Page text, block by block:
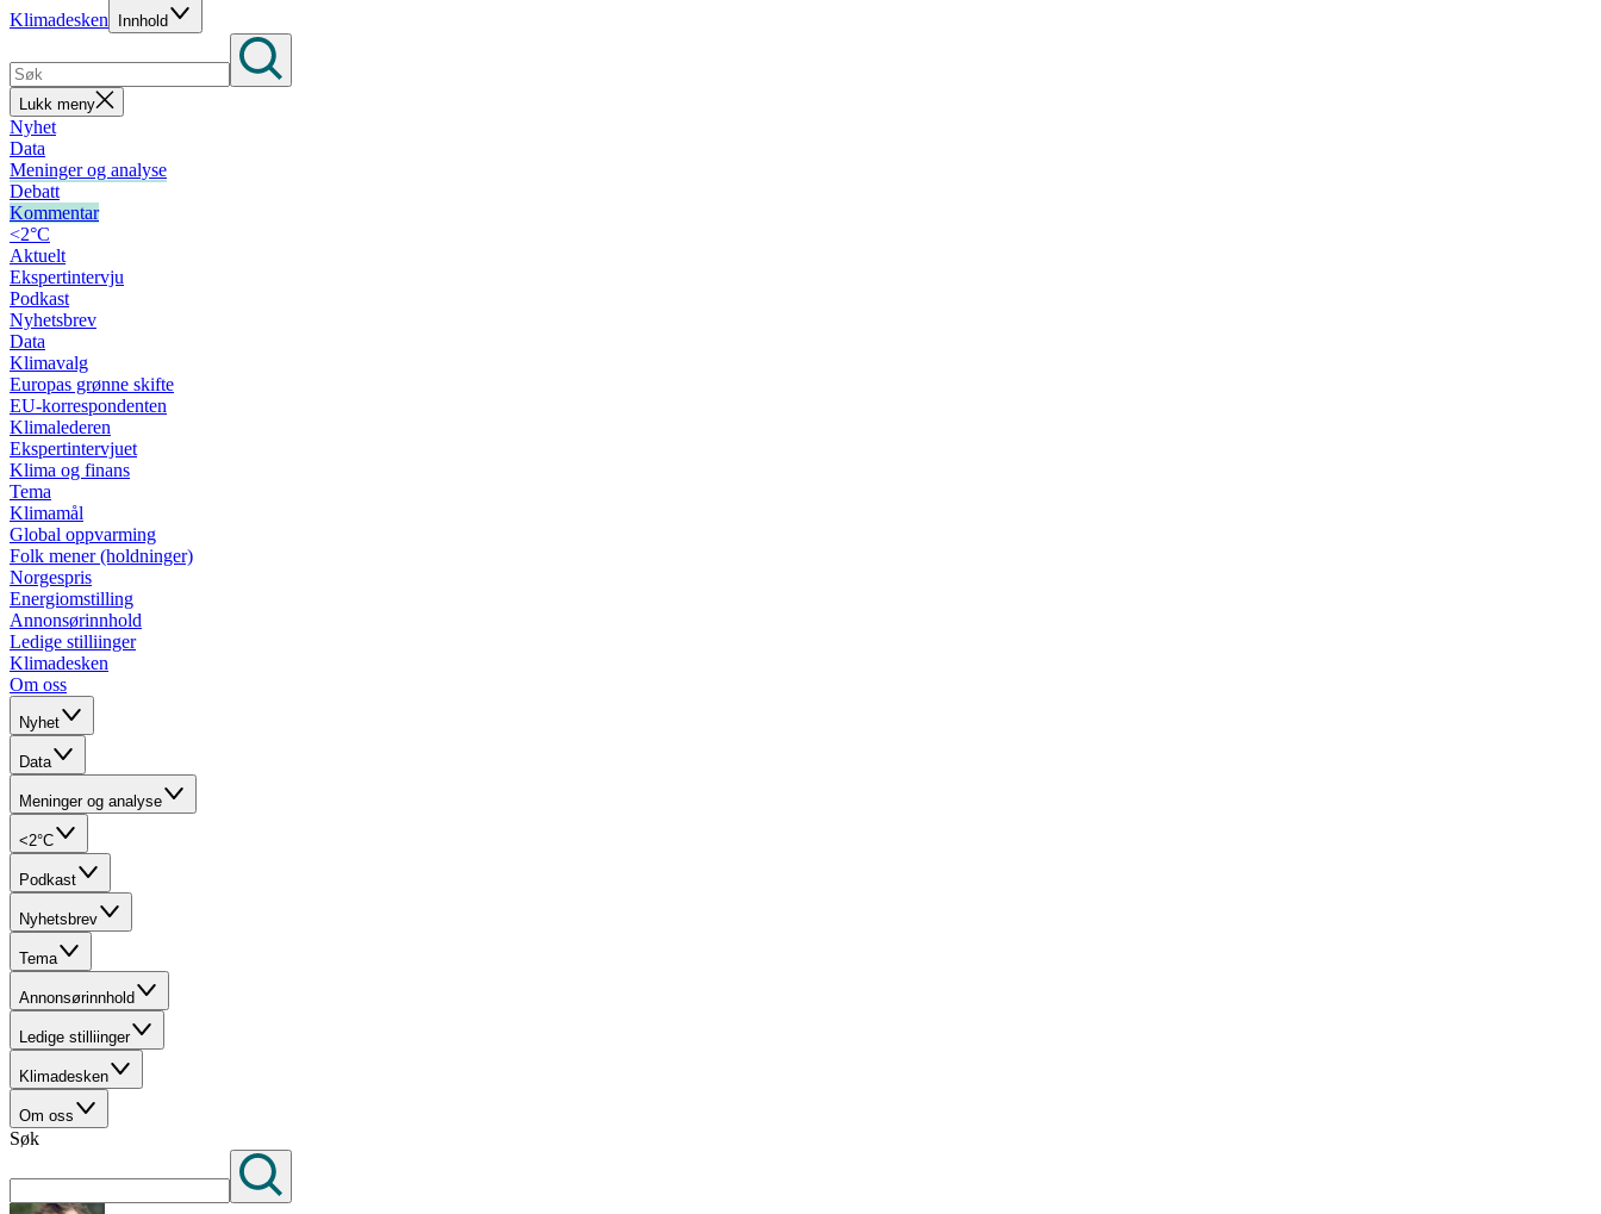
Klimadesken Innhold
Lukk meny
Nyhet
Data
Meninger og analyse
Debatt
Kommentar
<2°C
Aktuelt
Ekspertintervju
Podkast
Nyhetsbrev
Data
Klimavalg
Europas grønne skifte
EU-korrespondenten
Klimalederen
Ekspertintervjuet
Klima og finans
Tema
Klimamål
Global oppvarming
Folk mener (holdninger)
Norgespris
Energiomstilling
Annonsørinnhold
Ledige stilliinger
Klimadesken
Om oss
Nyhet
Data
Meninger og analyse
<2°C
Podkast
Nyhetsbrev
Tema
Annonsørinnhold
Ledige stilliinger
Klimadesken
Om oss
Søk